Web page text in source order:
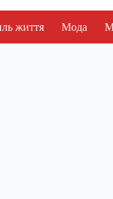
життя Мода